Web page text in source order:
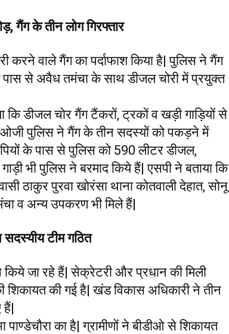
गैंग के तीन लोग गिरफ्तार
करने वाले गैंग का पर्दाफाश किया है| पुलिस ने गैंग
पास से अवैध तमंचा के साथ डीजल चोरी में प्रयुक्त
कि डीजल चोर गैंग टैंकरों, ट्रकों व खड़ी गाड़ियों से
पुलिस ने गैंग के तीन सदस्यों को पकड़ने में
के पास से पुलिस को 590 लीटर डीजल,
भी पुलिस ने बरमाद किये हैं| एसपी ने बताया कि
ठाकुर पुरवा खोरंसा थाना कोतवाली देहात, सोनू
व अन्य उपकरण भी मिले हैं|
सदस्यीय टीम गठित
किये जा रहे हैं| सेक्रेटरी और प्रधान की मिली
की गई है| खंड विकास अधिकारी ने तीन
हैं|
का है| ग्रामीणों ने बीडीओ से शिकायत